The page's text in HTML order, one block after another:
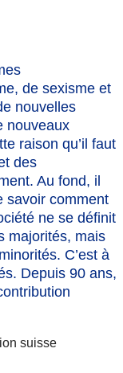
de sexisme et
nouvelles
nouveaux
raison qu’il faut
des
Au fond, il
savoir comment
ne se définit
majorités, mais
. C’est à
Depuis 90 ans,
suisse